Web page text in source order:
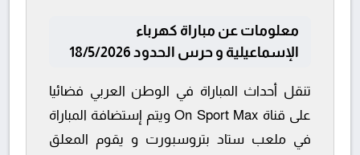
معلومات عن مباراة كهرباء
الإسماعيلية و حرس الحدود 18/5/2026
تنقل أحداث المباراة في الوطن العربي فضائيا
على قناة On Sport Max ويتم إستضافة المباراة
في ملعب ستاد بتروسبورت و يقوم المعلق